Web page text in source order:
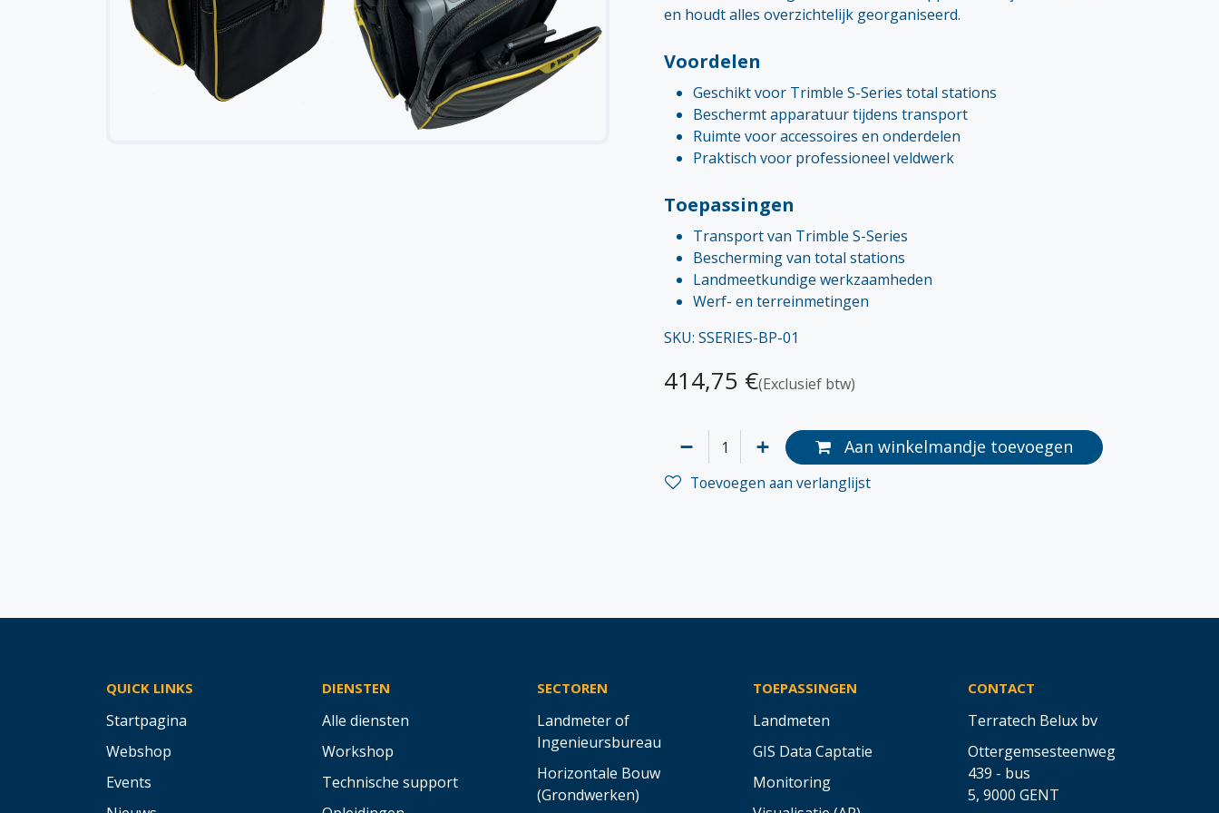
en houdt alles overzichtelijk georganiseerd.
Voordelen
Geschikt voor Trimble S-Series total stations
Beschermt apparatuur tijdens transport
Ruimte voor accessoires en onderdelen
Praktisch voor professioneel veldwerk
Toepassingen
Transport van Trimble S-Series
Bescherming van total stations
Landmeetkundige werkzaamheden
Werf- en terreinmetingen
SKU: SSERIES-BP-01
414,75 €(Exclusief btw)
Aan winkelmandje toevoegen
Toevoegen aan verlanglijst
QUICK LINKS
Startpagina
Webshop
Events
DIENSTEN
Alle diensten
Workshop
Technische support
SECTOREN
Landmeter of
Ingenieursbureau
Horizontale Bouw
(Grondwerken)
TOEPASSINGEN
Landmeten
GIS Data Captatie
Monitoring
CONTACT
Terratech Belux bv
Ottergemsesteenweg
439 - bus
5, 9000 GENT